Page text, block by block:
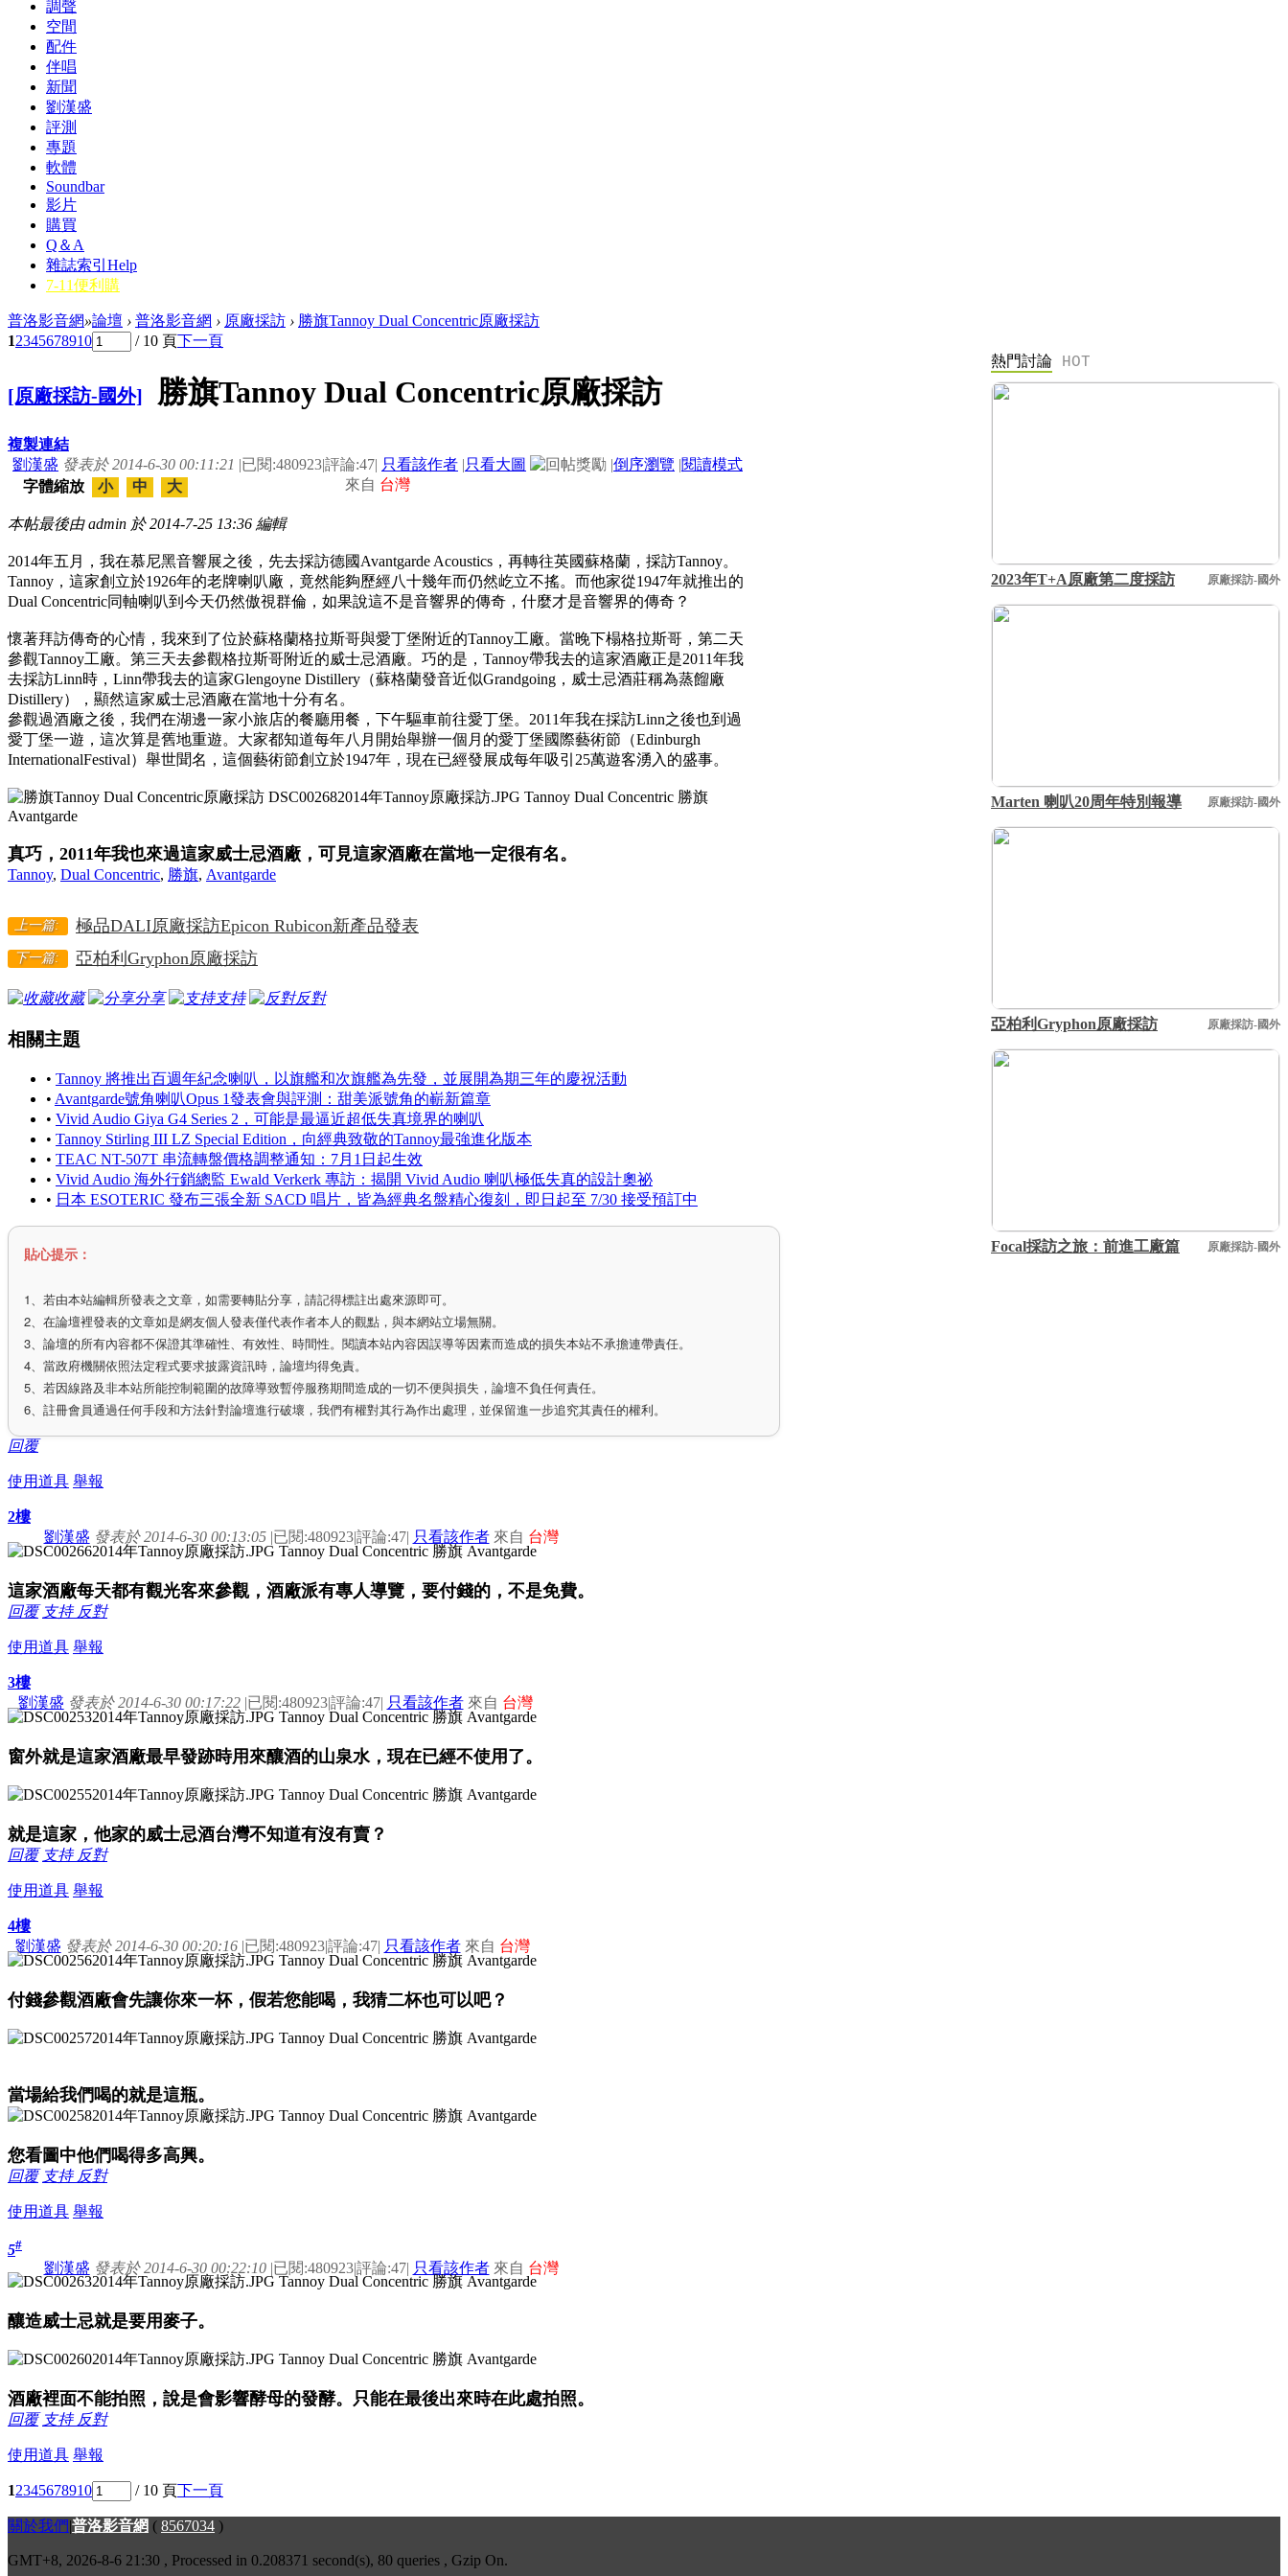
調聲
空間
配件
伴唱
新聞
劉漢盛
評測
專題
軟體
Soundbar
影片
購買
Q＆A
雜誌索引 Help
7-11便利購
普洛影音網»論壇 › 普洛影音網 › 原廠採訪 › 勝旗Tannoy Dual Concentric原廠採訪
12345678910 / 10 頁下一頁
[原廠採訪-國外] 勝旗Tannoy Dual Concentric原廠採訪
複製連結
劉漢盛 發表於 2014-6-30 00:11:21 |已閱:480923|評論:47| 只看該作者 |只看大圖 |倒序瀏覽 |閱讀模式
來自 台灣
字體縮放 小 中 大
本帖最後由 admin 於 2014-7-25 13:36 編輯
2014年五月，我在慕尼黑音響展之後，先去採訪德國Avantgarde Acoustics，再轉往英國蘇格蘭，採訪Tannoy。
Tannoy，這家創立於1926年的老牌喇叭廠，竟然能夠歷經八十幾年而仍然屹立不搖。而他家從1947年就推出的
Dual Concentric同軸喇叭到今天仍然傲視群倫，如果說這不是音響界的傳奇，什麼才是音響界的傳奇？
懷著拜訪傳奇的心情，我來到了位於蘇格蘭格拉斯哥與愛丁堡附近的Tannoy工廠。當晚下榻格拉斯哥，第二天
參觀Tannoy工廠。第三天去參觀格拉斯哥附近的威士忌酒廠。巧的是，Tannoy帶我去的這家酒廠正是2011年我
去採訪Linn時，Linn帶我去的這家Glengoyne Distillery （蘇格蘭發音近似Grandgoing ，威士忌酒莊稱為蒸餾廠
Distillery）， 顯然這家威士忌酒廠在當地十分有名。
參觀過酒廠之後，我們在湖邊一家小旅店的餐廳用餐，下午驅車前往愛丁堡。2011年我在採訪Linn之後也到過
愛丁堡一遊，這次算是舊地重遊。大家都知道每年八月開始舉辦一個月的愛丁堡國際藝術節 （Edinburgh
InternationalFestival） 舉世聞名，這個藝術節創立於1947年，現在已經發展成每年吸引25萬遊客湧入的盛事。
真巧，2011年我也來過這家威士忌酒廠，可見這家酒廠在當地一定很有名。
Tannoy, Dual Concentric, 勝旗, Avantgarde
上一篇: 極品DALI原廠採訪Epicon Rubicon新產品發表
下一篇: 亞柏利Gryphon原廠採訪
收藏 分享 支持 反對
相關主題
• Tannoy 將推出百週年紀念喇叭，以旗艦和次旗艦為先發，並展開為期三年的慶祝活動
• Avantgarde號角喇叭Opus 1發表會與評測：甜美派號角的嶄新篇章
• Vivid Audio Giya G4 Series 2，可能是最逼近超低失真境界的喇叭
• Tannoy Stirling III LZ Special Edition，向經典致敬的Tannoy最強進化版本
• TEAC NT-507T 串流轉盤價格調整通知：7月1日起生效
• Vivid Audio 海外行銷總監 Ewald Verkerk 專訪：揭開 Vivid Audio 喇叭極低失真的設計奧祕
• 日本 ESOTERIC 發布三張全新 SACD 唱片，皆為經典名盤精心復刻，即日起至 7/30 接受預訂中
貼心提示：
1、若由本站編輯所發表之文章，如需要轉貼分享，請記得標註出處來源即可。
2、在論壇裡發表的文章如是網友個人發表僅代表作者本人的觀點，與本網站立場無關。
3、論壇的所有內容都不保證其準確性、有效性、時間性。閱讀本站內容因誤導等因素而造成的損失本站不承擔連帶責任。
4、當政府機關依照法定程式要求披露資訊時，論壇均得免責。
5、若因線路及非本站所能控制範圍的故障導致暫停服務期間造成的一切不便與損失，論壇不負任何責任。
6、註冊會員通過任何手段和方法針對論壇進行破壞，我們有權對其行為作出處理，並保留進一步追究其責任的權利。
回覆
使用道具 舉報
2樓
劉漢盛 發表於 2014-6-30 00:13:05 |已閱:480923|評論:47| 只看該作者來自 台灣
這家酒廠每天都有觀光客來參觀，酒廠派有專人導覽，要付錢的，不是免費。
回覆 支持 反對
使用道具 舉報
3樓
劉漢盛 發表於 2014-6-30 00:17:22 |已閱:480923|評論:47| 只看該作者來自 台灣
窗外就是這家酒廠最早發跡時用來釀酒的山泉水，現在已經不使用了。
就是這家，他家的威士忌酒台灣不知道有沒有賣？
回覆 支持 反對
使用道具 舉報
4樓
劉漢盛 發表於 2014-6-30 00:20:16 |已閱:480923|評論:47| 只看該作者來自 台灣
付錢參觀酒廠會先讓你來一杯，假若您能喝，我猜二杯也可以吧？
當場給我們喝的就是這瓶。
您看圖中他們喝得多高興。
回覆 支持 反對
使用道具 舉報
5#
劉漢盛 發表於 2014-6-30 00:22:10 |已閱:480923|評論:47| 只看該作者來自 台灣
釀造威士忌就是要用麥子。
酒廠裡面不能拍照，說是會影響酵母的發酵。只能在最後出來時在此處拍照。
回覆 支持 反對
使用道具 舉報
熱門討論 HOT
2023年T+A原廠第二度採訪 原廠採訪-國外
Marten 喇叭20周年特別報導 原廠採訪-國外
亞柏利Gryphon原廠採訪 原廠採訪-國外
Focal採訪之旅：前進工廠篇 原廠採訪-國外
12345678910 / 10 頁下一頁
關於我們|普洛影音網 ( 8567034 )
GMT+8, 2026-8-6 21:30 , Processed in 0.208371 second(s), 80 queries , Gzip On.